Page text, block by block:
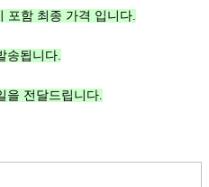
포함 최종 가격 입니다.
송됩니다.
을 전달드립니다.